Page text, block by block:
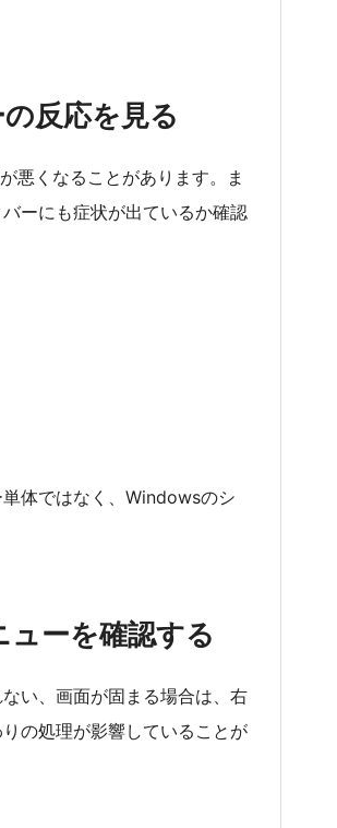
反応を見る
悪くなることがあります。ま
ーにも症状が出ているか確認
体ではなく、Windowsのシ
ーを確認する
い、画面が固まる場合は、右
の処理が影響していることが